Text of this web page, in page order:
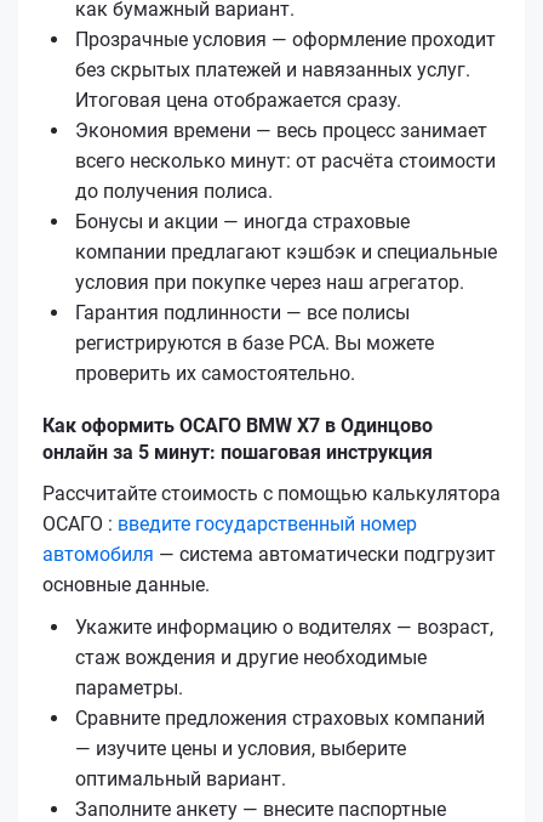
как бумажный вариант.
Прозрачные условия — оформление проходит
без скрытых платежей и навязанных услуг.
Итоговая цена отображается сразу.
Экономия времени — весь процесс занимает
всего несколько минут: от расчёта стоимости
до получения полиса.
Бонусы и акции — иногда страховые
компании предлагают кэшбэк и специальные
условия при покупке через наш агрегатор.
Гарантия подлинности — все полисы
регистрируются в базе РСА. Вы можете
проверить их самостоятельно.
Как оформить ОСАГО BMW X7 в Одинцово
онлайн за 5 минут: пошаговая инструкция
Рассчитайте стоимость с помощью калькулятора
ОСАГО : введите государственный номер
автомобиля — система автоматически подгрузит
основные данные.
Укажите информацию о водителях — возраст,
стаж вождения и другие необходимые
параметры.
Сравните предложения страховых компаний
— изучите цены и условия, выберите
оптимальный вариант.
Заполните анкету — внесите паспортные